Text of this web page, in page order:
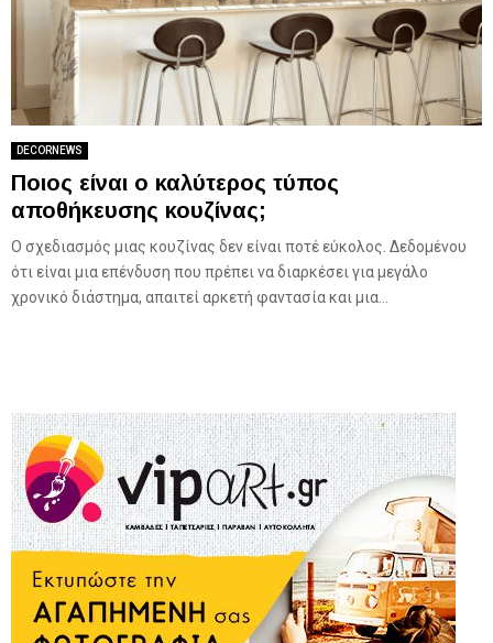
DECORNEWS
Ποιος είναι ο καλύτερος τύπος
αποθήκευσης κουζίνας;
Ο σχεδιασμός μιας κουζίνας δεν είναι ποτέ εύκολος. Δεδομένου
ότι είναι μια επένδυση που πρέπει να διαρκέσει για μεγάλο
χρονικό διάστημα, απαιτεί αρκετή φαντασία και μια...